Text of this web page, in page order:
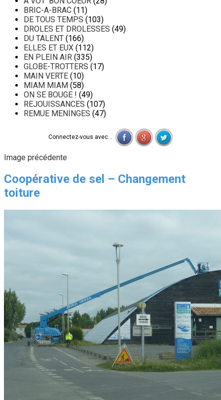
BRIC-A-BRAC (11)
DE TOUS TEMPS (103)
DROLES ET DROLESSES (49)
DU TALENT (166)
ELLES ET EUX (112)
EN PLEIN AIR (335)
GLOBE-TROTTERS (17)
MAIN VERTE (10)
MIAM MIAM (58)
ON SE BOUGE ! (49)
REJOUISSANCES (107)
REMUE MENINGES (47)
Connectez-vous avec...
Image précédente
Coopérative de sel – Changement
toiture